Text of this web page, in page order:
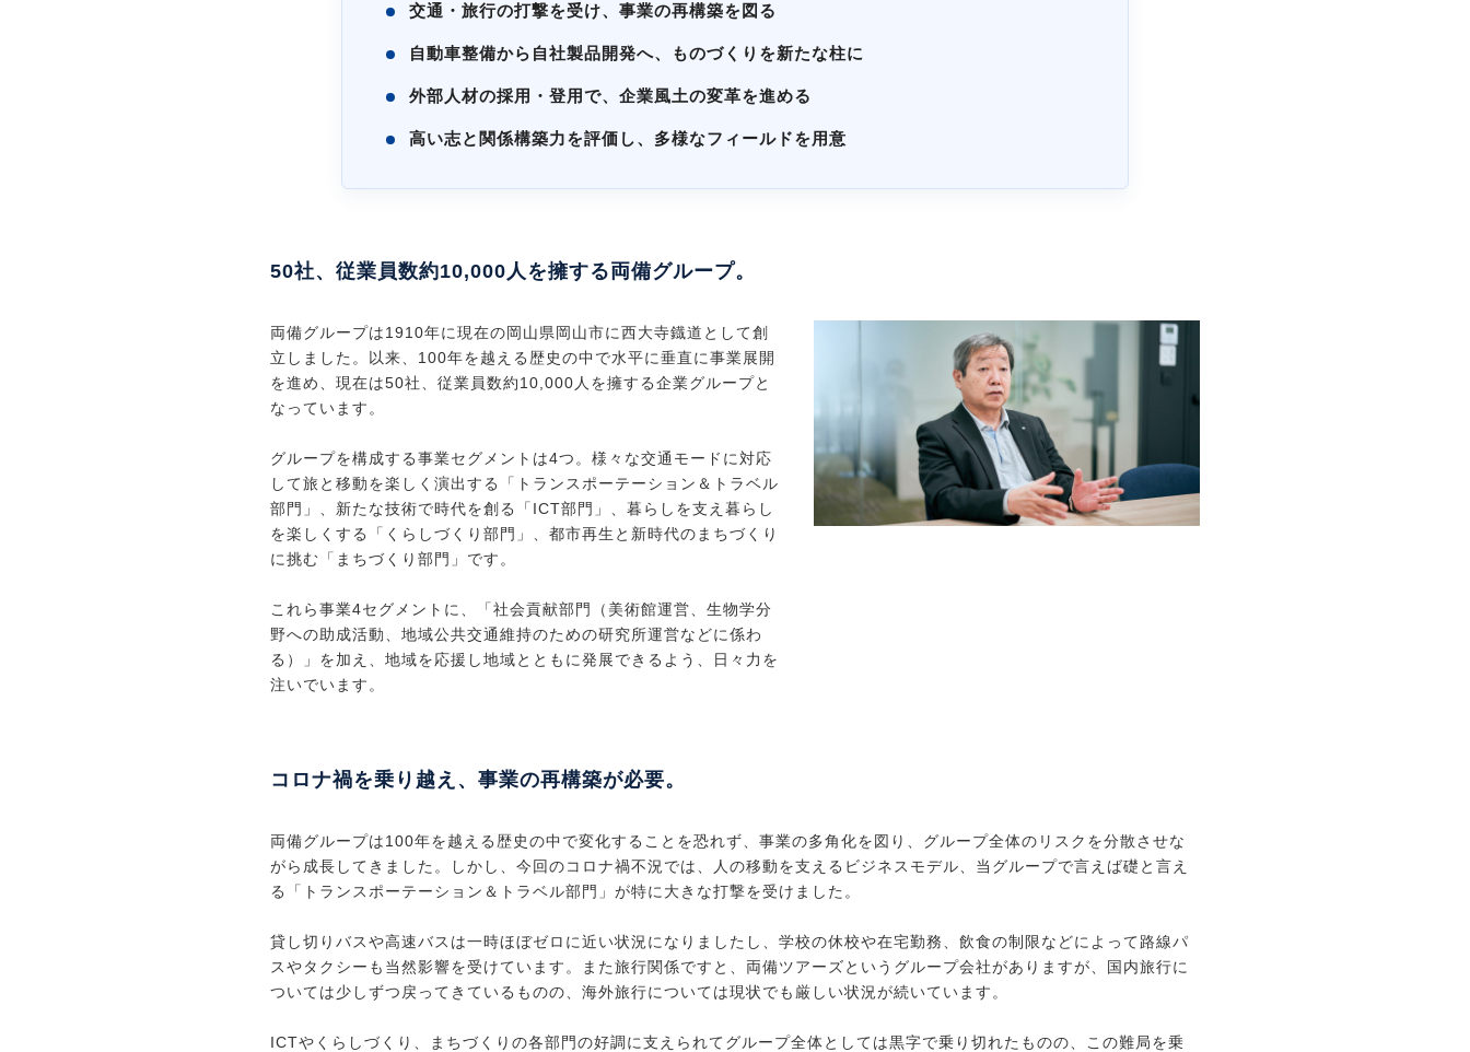
交通・旅行の打撃を受け、事業の再構築を図る
自動車整備から自社製品開発へ、ものづくりを新たな柱に
外部人材の採用・登用で、企業風土の変革を進める
高い志と関係構築力を評価し、多様なフィールドを用意
50社、従業員数約10,000人を擁する両備グループ。
両備グループは1910年に現在の岡山県岡山市に西大寺鐡道として創
立しました。以来、100年を越える歴史の中で水平に垂直に事業展開
を進め、現在は50社、従業員数約10,000人を擁する企業グループと
なっています。
グループを構成する事業セグメントは4つ。様々な交通モードに対応
して旅と移動を楽しく演出する「トランスポーテーション＆トラベル
部門」、新たな技術で時代を創る「ICT部門」、暮らしを支え暮らし
を楽しくする「くらしづくり部門」、都市再生と新時代のまちづくり
に挑む「まちづくり部門」です。
これら事業4セグメントに、「社会貢献部門（美術館運営、生物学分
野への助成活動、地域公共交通維持のための研究所運営などに係わ
る）」を加え、地域を応援し地域とともに発展できるよう、日々力を
注いでいます。
コロナ禍を乗り越え、事業の再構築が必要。
両備グループは100年を越える歴史の中で変化することを恐れず、事業の多角化を図り、グループ全体のリスクを分散させな
がら成長してきました。しかし、今回のコロナ禍不況では、人の移動を支えるビジネスモデル、当グループで言えば礎と言え
る「トランスポーテーション＆トラベル部門」が特に大きな打撃を受けました。
貸し切りバスや高速バスは一時ほぼゼロに近い状況になりましたし、学校の休校や在宅勤務、飲食の制限などによって路線パ
スやタクシーも当然影響を受けています。また旅行関係ですと、両備ツアーズというグループ会社がありますが、国内旅行に
ついては少しずつ戻ってきているものの、海外旅行については現状でも厳しい状況が続いています。
ICTやくらしづくり、まちづくりの各部門の好調に支えられてグループ全体としては黒字で乗り切れたものの、この難局を乗